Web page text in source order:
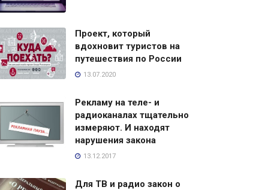
Проект, который
вдохновит туристов на
путешествия по России
13.07.2020
Рекламу на теле- и
радиоканалах тщательно
измеряют. И находят
нарушения закона
13.12.2017
Для ТВ и радио закон о